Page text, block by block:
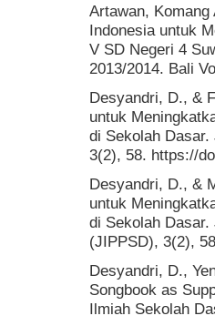
Artawan,
Indonesia untuk
V SD Negeri 4
2013/2014. Bali
Desyandri, D., &
untuk
di Sekolah
3(2), 58. https://
Desyandri, D., &
untuk
di Sekolah
(JIPPSD), 3(2),
Desyandri, D.,
Songbook as
Ilmiah Sekolah